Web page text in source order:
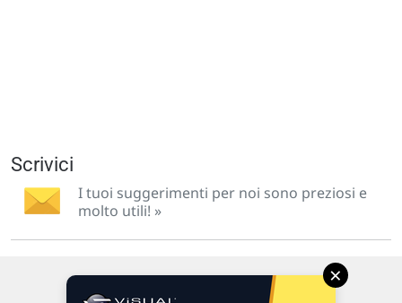
Scrivici
I tuoi suggerimenti per noi sono preziosi e
molto utili! »
×